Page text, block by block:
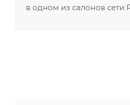
в одном из салонов сети